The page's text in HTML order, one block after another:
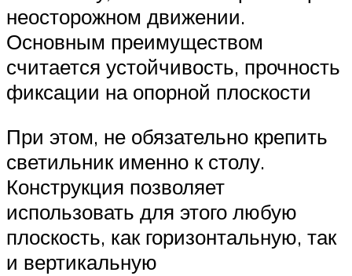
неосторожном движении.
Основным преимуществом
считается устойчивость, прочность
фиксации на опорной плоскости
При этом, не обязательно крепить
светильник именно к столу.
Конструкция позволяет
использовать для этого любую
плоскость, как горизонтальную, так
и вертикальную